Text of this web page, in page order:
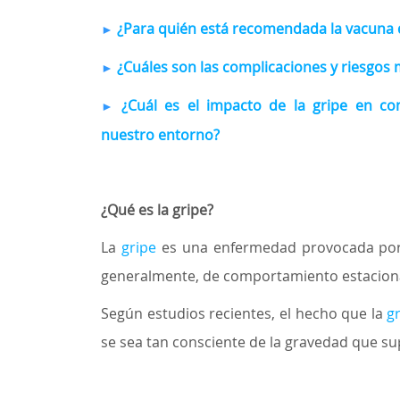
►¿Para quién está recomendada la vacuna
►¿Cuáles son las complicaciones y riesgos
► ¿Cuál es el impacto de la gripe en
nuestro entorno?
¿Qué es la gripe?
La gripe es una enfermedad provocada
generalmente, de comportamiento
Según estudios recientes, el hecho que la
se sea tan consciente de la gravedad que